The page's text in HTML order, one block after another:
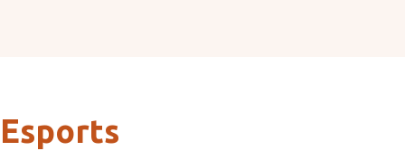
Esports